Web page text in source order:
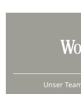
Unser